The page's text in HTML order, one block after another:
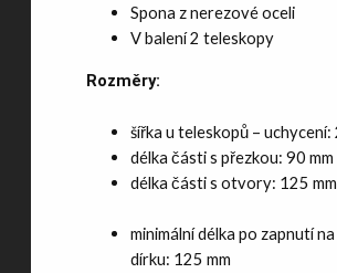
Spona z nerezové oceli
V balení 2 teleskopy
Rozměry:
šířka u teleskopů – uchycení:
délka části s přezkou: 90 mm
délka části s otvory:
minimální délka po zapnutí
dírku: 125 mm